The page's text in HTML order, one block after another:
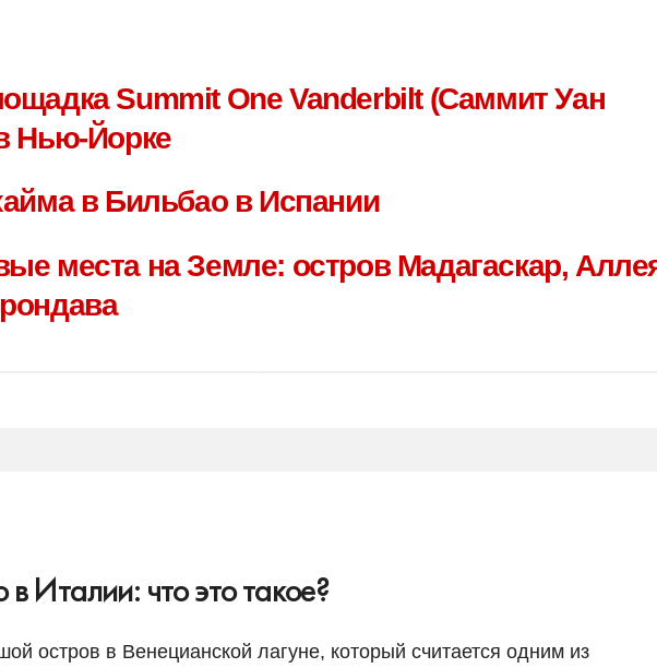
Summit One Vanderbilt (Саммит Уан
Нью-Йорке
в Бильбао в Испании
места на Земле: остров Мадагаскар,
Италии: что это такое?
остров в Венецианской лагуне, который считается одним из